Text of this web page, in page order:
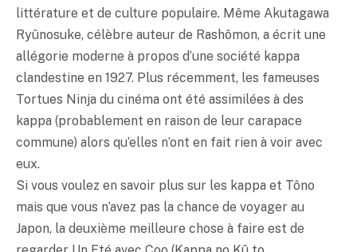
littérature et de culture populaire. Même Akutagawa
Ryûnosuke, célèbre auteur de Rashômon, a écrit une
allégorie moderne à propos d’une société kappa
clandestine en 1927. Plus récemment, les fameuses
Tortues Ninja du cinéma ont été assimilées à des
kappa (probablement en raison de leur carapace
commune) alors qu’elles n’ont en fait rien à voir avec
eux.
Si vous voulez en savoir plus sur les kappa et Tôno
mais que vous n’avez pas la chance de voyager au
Japon, la deuxième meilleure chose à faire est de